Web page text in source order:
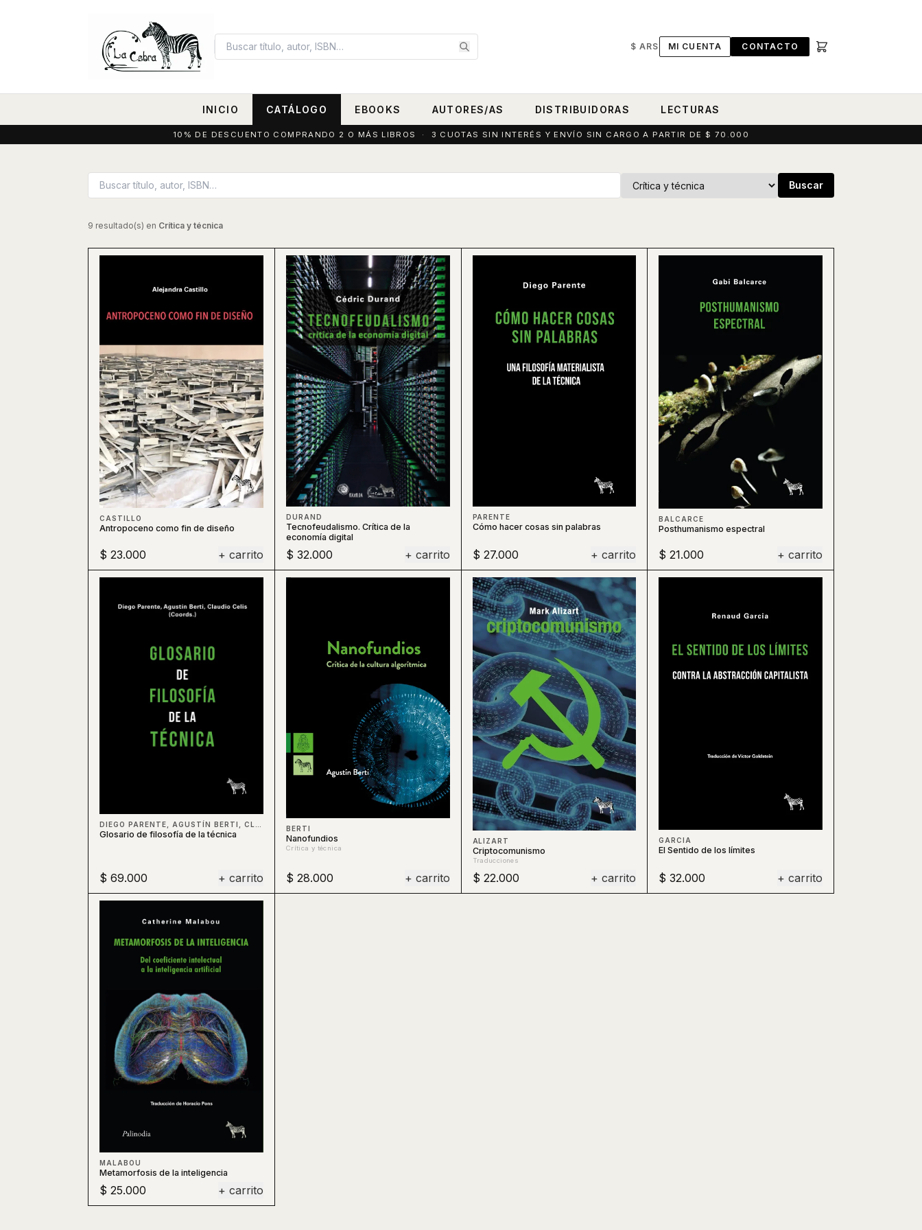
$ ARS MI CUENTA CONTACTO
INICIO CATÁLOGO EBOOKS AUTORES/AS DISTRIBUIDORAS LECTURAS
10% DE DESCUENTO COMPRANDO 2 O MÁS LIBROS · 3 CUOTAS SIN INTERÉS Y ENVÍO SIN CARGO A PARTIR DE $ 70.000
Buscar
9 resultado(s) en Crítica y técnica
CASTILLO
Antropoceno como fin de diseño
$ 23.000 + carrito
DURAND
Tecnofeudalismo. Crítica de la
economía digital
$ 32.000 + carrito
PARENTE
Cómo hacer cosas sin palabras
$ 27.000 + carrito
BALCARCE
Posthumanismo espectral
$ 21.000 + carrito
Glosario de filosofía de la técnica
$ 69.000 + carrito
BERTI
Nanofundios
Crítica y técnica
$ 28.000 + carrito
ALIZART
Criptocomunismo
Traducciones
$ 22.000 + carrito
GARCIA
El Sentido de los límites
$ 32.000 + carrito
MALABOU
Metamorfosis de la inteligencia
$ 25.000 + carrito